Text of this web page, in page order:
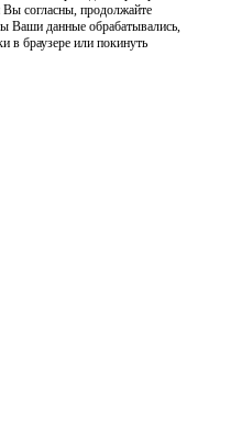
Вы согласны, продолжайте
Ваши данные обрабатывались,
в браузере или покинуть